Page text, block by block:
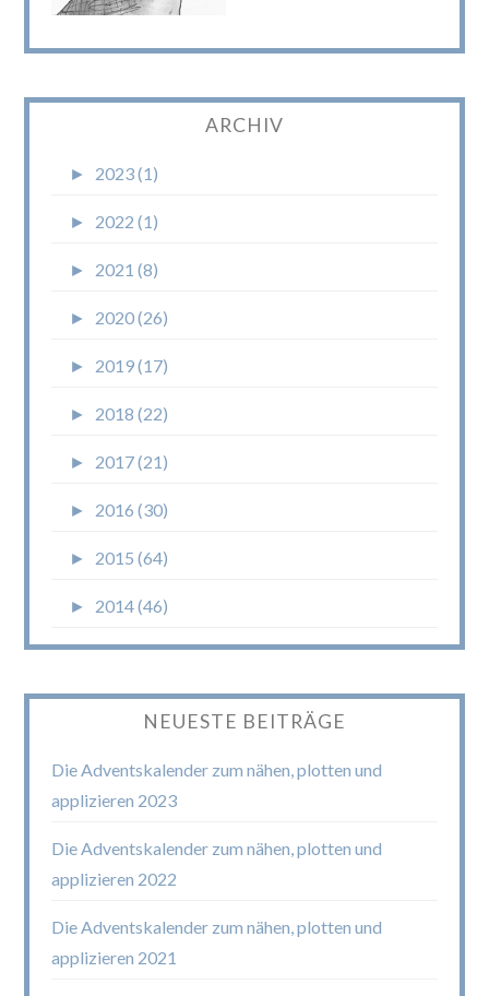
ARCHIV
► 2023 (1)
► 2022 (1)
► 2021 (8)
► 2020 (26)
► 2019 (17)
► 2018 (22)
► 2017 (21)
► 2016 (30)
► 2015 (64)
► 2014 (46)
NEUESTE BEITRÄGE
Die Adventskalender zum nähen, plotten und
applizieren 2023
Die Adventskalender zum nähen, plotten und
applizieren 2022
Die Adventskalender zum nähen, plotten und
applizieren 2021